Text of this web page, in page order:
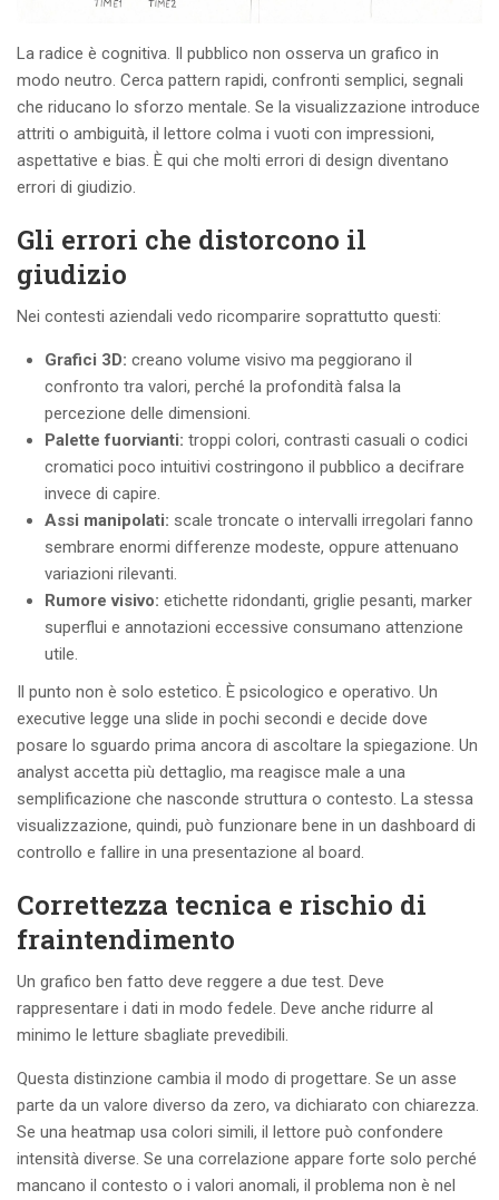
La radice è cognitiva. Il pubblico non osserva un grafico in
modo neutro. Cerca pattern rapidi, confronti semplici, segnali
che riducano lo sforzo mentale. Se la visualizzazione introduce
attriti o ambiguità, il lettore colma i vuoti con impressioni,
aspettative e bias. È qui che molti errori di design diventano
errori di giudizio.
Gli errori che distorcono il
giudizio
Nei contesti aziendali vedo ricomparire soprattutto questi:
Grafici 3D: creano volume visivo ma peggiorano il
confronto tra valori, perché la profondità falsa la
percezione delle dimensioni.
Palette fuorvianti: troppi colori, contrasti casuali o codici
cromatici poco intuitivi costringono il pubblico a decifrare
invece di capire.
Assi manipolati: scale troncate o intervalli irregolari fanno
sembrare enormi differenze modeste, oppure attenuano
variazioni rilevanti.
Rumore visivo: etichette ridondanti, griglie pesanti, marker
superflui e annotazioni eccessive consumano attenzione
utile.
Il punto non è solo estetico. È psicologico e operativo. Un
executive legge una slide in pochi secondi e decide dove
posare lo sguardo prima ancora di ascoltare la spiegazione. Un
analyst accetta più dettaglio, ma reagisce male a una
semplificazione che nasconde struttura o contesto. La stessa
visualizzazione, quindi, può funzionare bene in un dashboard di
controllo e fallire in una presentazione al board.
Correttezza tecnica e rischio di
fraintendimento
Un grafico ben fatto deve reggere a due test. Deve
rappresentare i dati in modo fedele. Deve anche ridurre al
minimo le letture sbagliate prevedibili.
Questa distinzione cambia il modo di progettare. Se un asse
parte da un valore diverso da zero, va dichiarato con chiarezza.
Se una heatmap usa colori simili, il lettore può confondere
intensità diverse. Se una correlazione appare forte solo perché
mancano il contesto o i valori anomali, il problema non è nel